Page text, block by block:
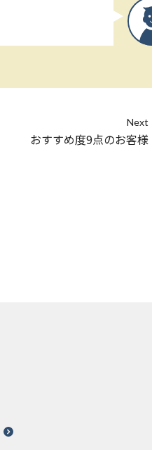
Next
おすすめ度9点のお客様